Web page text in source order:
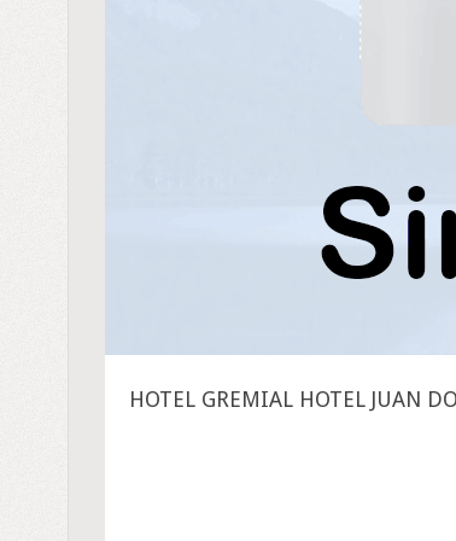
HOTEL GREMIAL HOTEL JUAN